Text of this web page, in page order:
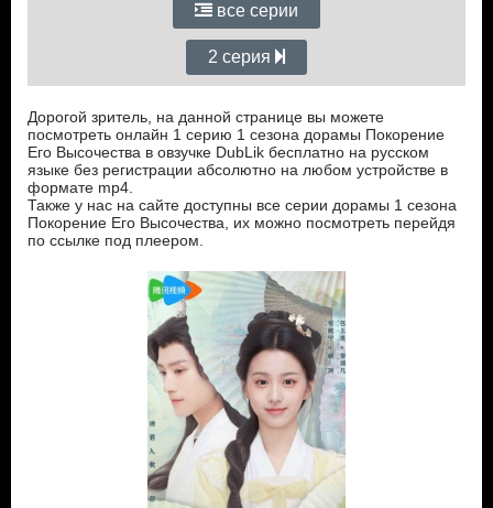
все серии
2 серия
Дорогой зритель, на данной странице вы можете
посмотреть онлайн 1 серию 1 сезона дорамы Покорение
Его Высочества в овзучке DubLik бесплатно на русском
языке без регистрации абсолютно на любом устройстве в
формате mp4.
Также у нас на сайте доступны все серии дорамы 1 сезона
Покорение Его Высочества, их можно посмотреть перейдя
по ссылке под плеером.